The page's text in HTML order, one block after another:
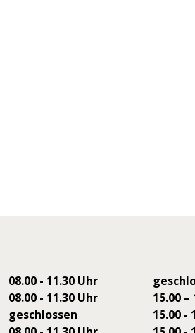
08.00 - 11.30 Uhr
08.00 - 11.30 Uhr
15.00 –
geschlossen
15.00 -